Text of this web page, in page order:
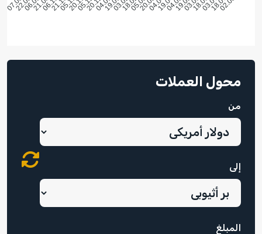
محول العملات
من
إلى
المبلغ